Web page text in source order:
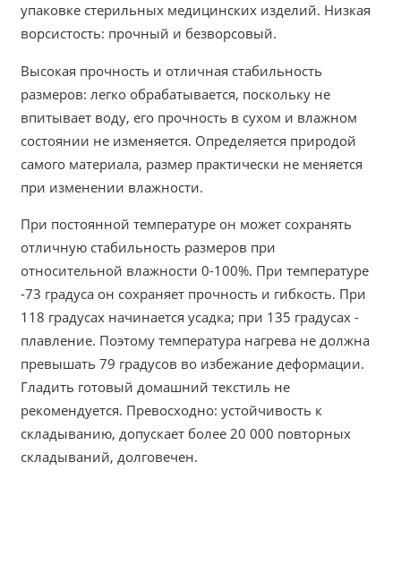
упаковке стерильных медицинских изделий. Низкая
ворсистость: прочный и безворсовый.
Высокая прочность и отличная стабильность
размеров: легко обрабатывается, поскольку не
впитывает воду, его прочность в сухом и влажном
состоянии не изменяется. Определяется природой
самого материала, размер практически не меняется
при изменении влажности.
При постоянной температуре он может сохранять
отличную стабильность размеров при
относительной влажности 0-100%. При температуре
-73 градуса он сохраняет прочность и гибкость. При
118 градусах начинается усадка; при 135 градусах -
плавление. Поэтому температура нагрева не должна
превышать 79 градусов во избежание деформации.
Гладить готовый домашний текстиль не
рекомендуется. Превосходно: устойчивость к
складыванию, допускает более 20 000 повторных
складываний, долговечен.